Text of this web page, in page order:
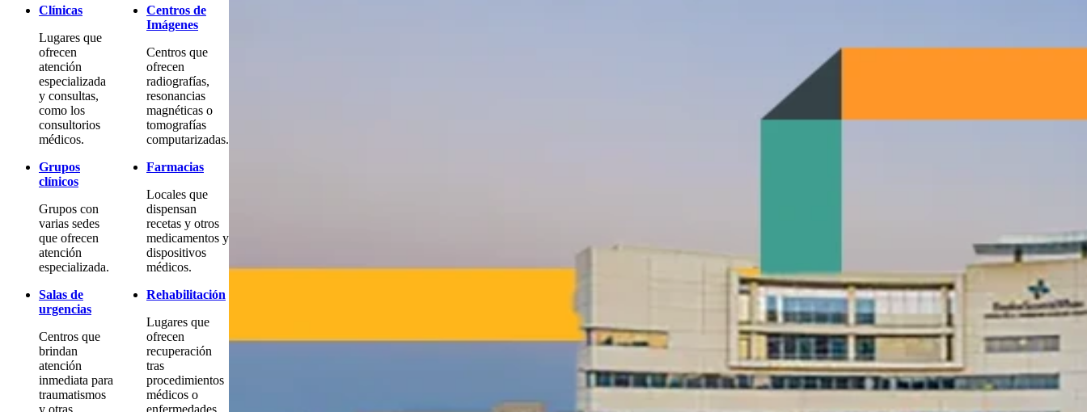
Clínicas
Lugares que
ofrecen
atención
especializada
y consultas,
como los
consultorios
médicos.
Grupos
clínicos
Grupos con
varias sedes
que ofrecen
atención
especializada.
Salas de
urgencias
Centros que
brindan
atención
inmediata para
traumatismos
y otras
Centros de
Imágenes
Centros que
ofrecen
radiografías,
resonancias
magnéticas o
tomografías
computarizadas.
Farmacias
Locales que
dispensan
recetas y otros
medicamentos y
dispositivos
médicos.
Rehabilitación
Lugares que
ofrecen
recuperación
tras
procedimientos
médicos o
enfermedades.